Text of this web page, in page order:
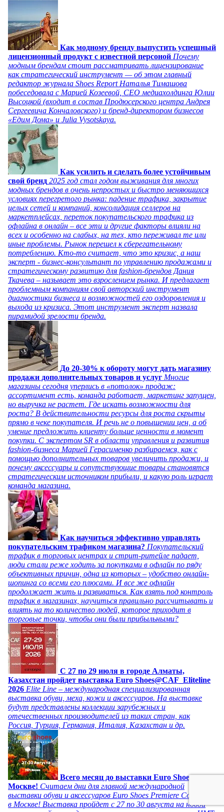
Как модному бренду выпустить успешный
лицензионный продукт с известной персоной Почему
модным брендам стоит рассматривать лицензирование
как стратегический инструмент — об этом главный
редактор журнала Shoes Report Наталья Тимашова
побеседовала с Марией Козеевой, СЕО медиахолдинга Юлии
Высоцкой (входит в состав Продюсерского центра Андрея
Сергеевича Кончаловского) и бренд-директором бизнесов
«Едим Дома» и Julia Vysotskaya.
Как усилить и сделать более устойчивым
свой бренд 2025 год стал годом выживания для многих
модных брендов в очень непростых и быстро меняющихся
условиях перегретого рынка: падение трафика, закрытие
целых сетей и компаний, консолидация селлеров на
маркетплейсах, переток покупательского трафика из
офлайна в онлайн – все эти и другие факторы влияли на
всех и особенно на слабых, на тех, кто переживал те или
иные проблемы. Рынок перешел к сберегательному
потреблению. Кто-то считает, что это кризис, а наш
эксперт - бизнес-консультант по управлению продажами и
стратегическому развитию для fashion-брендов Дания
Ткачева – называет это взрослением рынка. И предлагает
проблемным компаниям свой авторский инструмент
диагностики бизнеса и возможностей его оздоровления и
выхода из кризиса. Этот инструмент эксперт назвала
пирамидой зрелости бренда.
До 20-30% к обороту могут дать магазину
продажи дополнительных товаров и услуг Многие
магазины сегодня уперлись в «потолок» продаж:
ассортимент есть, команда работает, маркетинг запущен,
но выручка не растет. Где искать возможности для
роста? В действительности ресурсы для роста скрыты
прямо в чеке покупателя. И речь не о повышении цен, а об
умение предложить клиенту больше ценности в момент
покупки. С экспертом SR в области управления и развития
fashion-бизнеса Марией Герасименко разбираемся, как с
помощью дополнительных товаров увеличить продажи, и
почему аксессуары и сопутствующие товары становятся
стратегическим источником прибыли, и какую роль играет
команда магазина.
Как научиться эффективно управлять
покупательским трафиком магазина? Покупательский
трафик в торговых центрах и стрит-ритейле падает,
люди стали реже ходить за покупками в офлайн по ряду
объективных причин, одна из которых – удобство онлайн-
шопинга со всеми его плюсами. И все же офлайн
продолжает жить и развиваться. Как взять под контроль
трафик в магазинах, научиться правильно рассчитывать и
влиять на то количество людей, которое приходит в
торговые точки, чтобы они были прибыльными?
C 27 по 29 июля в городе Алматы,
Казахстан пройдет выставка Euro Shoes@CAF_Eliteline
2026 Elite Line – международная специализированная
выставка обуви, меха, кожи и аксессуаров. На выставке
будут представлены коллекции зарубежных и
отечественных производителей из таких стран, как
Россия, Турция, Германия, Италия, Казахстан и др.
Всего месяц до выставки Euro Shoes в
Москве! Считаем дни для главной международной
выставки обуви и аксессуаров Euro Shoes Premiere Collection
в Москве! Выставка пройдет с 27 по 30 августа на новой